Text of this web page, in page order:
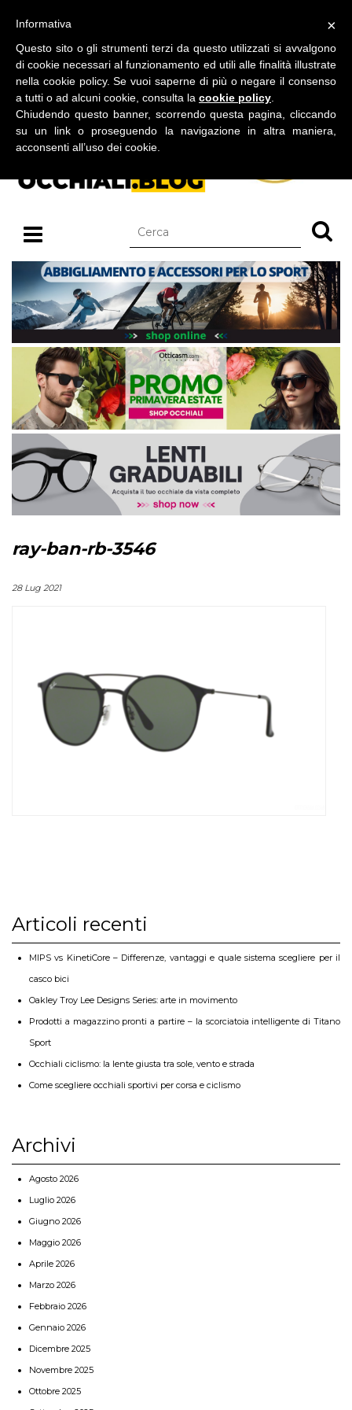
BLOG SU OCCHIALI DA SOLE E OCCHIALI DA VISTA
ray-ban-rb-3546
28 Lug 2021
Articoli recenti
MIPS vs KinetiCore – Differenze, vantaggi e quale sistema scegliere per il
casco bici
Oakley Troy Lee Designs Series: arte in movimento
Prodotti a magazzino pronti a partire – la scorciatoia intelligente di Titano
Sport
Occhiali ciclismo: la lente giusta tra sole, vento e strada
Come scegliere occhiali sportivi per corsa e ciclismo
Archivi
Agosto 2026
Luglio 2026
Giugno 2026
Maggio 2026
Aprile 2026
Marzo 2026
Febbraio 2026
Gennaio 2026
Dicembre 2025
Novembre 2025
Ottobre 2025
×
Informativa
Questo sito o gli strumenti terzi da questo utilizzati si avvalgono
di cookie necessari al funzionamento ed utili alle finalità illustrate
nella cookie policy. Se vuoi saperne di più o negare il consenso
a tutti o ad alcuni cookie, consulta la cookie policy
Chiudendo questo banner, scorrendo questa pagina, cliccando
su un link o proseguendo la navigazione in altra maniera,
acconsenti all’uso dei cookie.